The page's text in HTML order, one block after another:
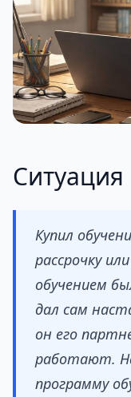
Ситуация
Купил
рассрочку
обучением
дал сам
он его
работают.
программу